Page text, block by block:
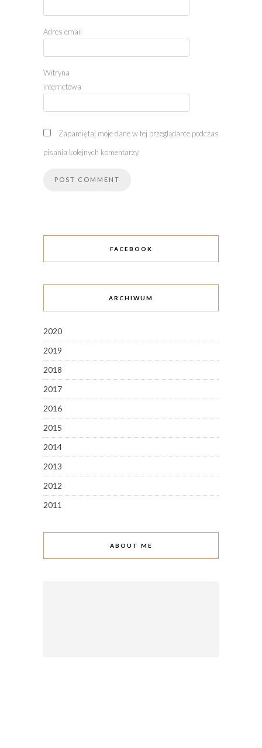
Adres email
Witryna
internetowa
Zapamiętaj moje dane w tej przeglądarce podczas
pisania kolejnych komentarzy.
FACEBOOK
ARCHIWUM
2020
2019
2018
2017
2016
2015
2014
2013
2012
2011
ABOUT ME